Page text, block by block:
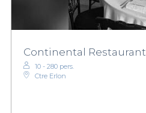
Continental Restaurant
10 - 280 pers.
Ctre Erlon